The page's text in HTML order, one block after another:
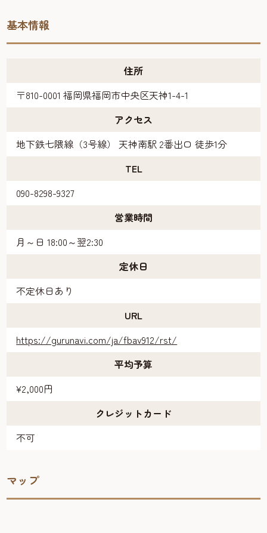
基本情報
住所
〒810-0001 福岡県福岡市中央区天神1-4-1
アクセス
地下鉄七隈線（3号線） 天神南駅 2番出口 徒歩1分
TEL
090-8298-9327
営業時間
月～日 18:00～翌2:30
定休日
不定休日あり
URL
https://gurunavi.com/ja/fbav912/rst/
平均予算
¥2,000円
クレジットカード
不可
マップ